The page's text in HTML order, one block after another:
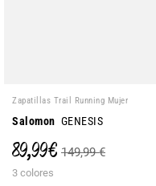
Zapatillas Trail Running Mujer
Salomon GENESIS
89,99 € 149,99 €
3 colores